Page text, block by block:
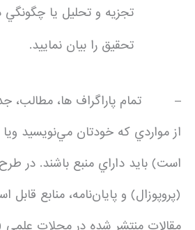
تجزيه و تحليل يا چگونگي
تحقيق را بيان نماييد.
– تمام پاراگراف ها، مطالب،
از مواردي كه خودتان مي‌نويسيد
است) بايد داراي منبع باشند. در
(پروپوزال) و پايان‌نامه، منابع
مقالات منتشر شده در مجلات علمي